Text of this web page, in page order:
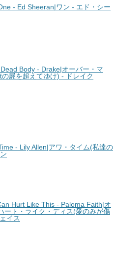
- Ed Sheeran|ワン - エド・シー
Body - Drake|オーバー・マ
屍を超えてゆけ) - ドレイク
- Lily Allen|アワ・タイム(私達の
Hurt Like This - Paloma Faith|オ
ート・ライク・ディス(愛のみが傷
イス